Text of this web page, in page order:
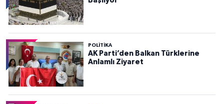
POLITIKA
AK Parti’den Balkan Türklerine
Anlamlı Ziyaret